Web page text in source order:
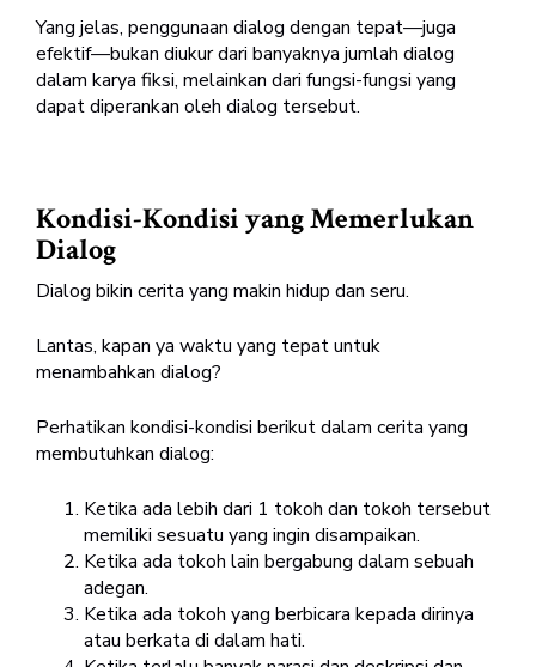
Yang jelas, penggunaan dialog dengan tepat—juga
efektif—bukan diukur dari banyaknya jumlah dialog
dalam karya fiksi, melainkan dari fungsi-fungsi yang
dapat diperankan oleh dialog tersebut.
Kondisi-Kondisi yang Memerlukan
Dialog
Dialog bikin cerita yang makin hidup dan seru.
Lantas, kapan ya waktu yang tepat untuk
menambahkan dialog?
Perhatikan kondisi-kondisi berikut dalam cerita yang
membutuhkan dialog:
Ketika ada lebih dari 1 tokoh dan tokoh tersebut
memiliki sesuatu yang ingin disampaikan.
Ketika ada tokoh lain bergabung dalam sebuah
adegan.
Ketika ada tokoh yang berbicara kepada dirinya
atau berkata di dalam hati.